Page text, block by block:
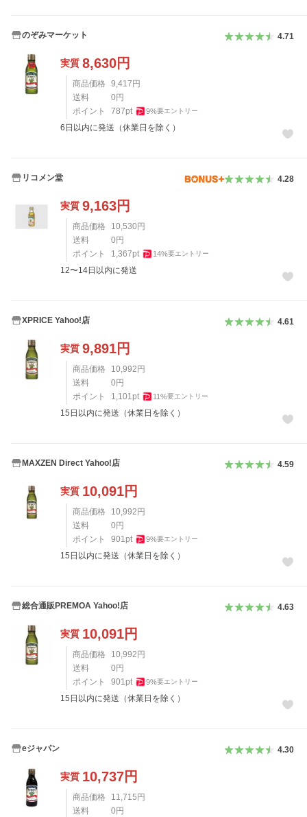
のぞみマーケット 4.71
実質 8,630円
商品価格 9,417 円
送料
0 円
ポイント
787pt 9%要エントリー
6日以内に発送（休業日を除く）
リコメン堂 4.28
実質 9,163円
商品価格 10,530 円
送料
0 円
ポイント
1,367pt 14%要エントリー
12〜14日以内に発送
XPRICE Yahoo!店 4.61
実質 9,891円
商品価格 10,992 円
送料
0 円
ポイント
1,101pt 11%要エントリー
15日以内に発送（休業日を除く）
MAXZEN Direct Yahoo!店 4.59
実質 10,091円
商品価格 10,992 円
送料
0 円
ポイント
901pt 9%要エントリー
15日以内に発送（休業日を除く）
総合通販PREMOA Yahoo!店 4.63
実質 10,091円
商品価格 10,992 円
送料
0 円
ポイント
901pt 9%要エントリー
15日以内に発送（休業日を除く）
eジャパン 4.30
実質 10,737円
商品価格 11,715 円
送料
0 円